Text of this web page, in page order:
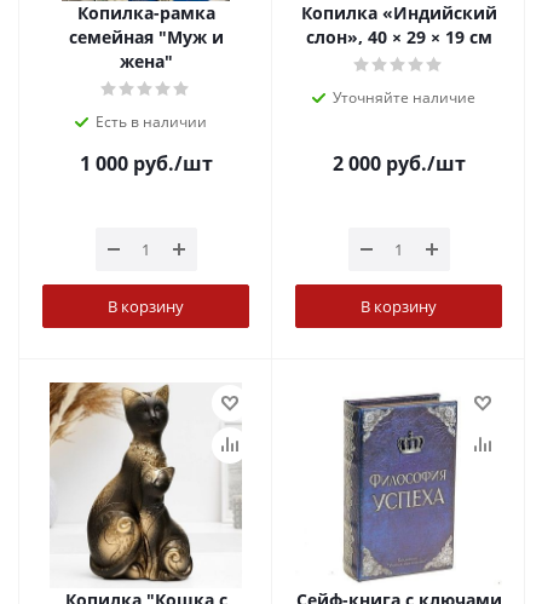
Копилка-рамка
семейная "Муж и
жена"
Есть в наличии
1 000руб./шт
В корзину
Копилка «Индийский
слон», 40 × 29 × 19 см
Уточняйте наличие
2 000руб./шт
В корзину